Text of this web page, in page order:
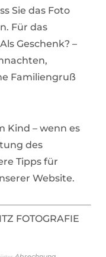
Sie das Foto
Für das
Geschenk? –
Familiengruß
Kind – wenn es
des
Tipps für
Website.
FOTOGRAFIE